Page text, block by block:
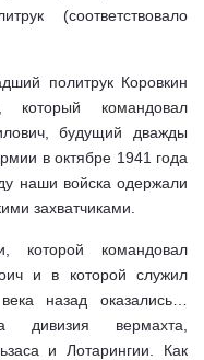
(соответствовало
политрук Коровкин
командовал
будущий дважды
в октябре 1941 года
наши войска одержали
захватчиками.
которой командовал
и в которой служил
назад оказались…
вермахта,
и Лотарингии. Как